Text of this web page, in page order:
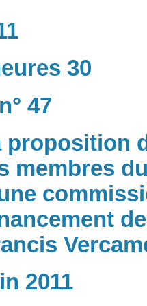
30
47
proposition
membres
2011